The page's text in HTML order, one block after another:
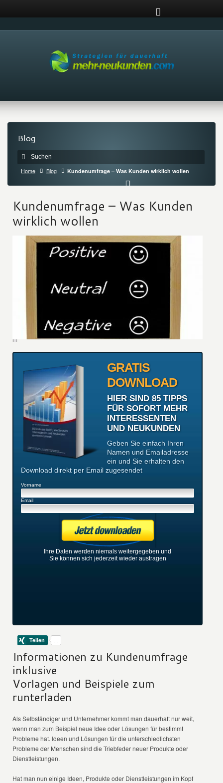
Blog
Home Blog Kundenumfrage – Was Kunden wirklich wollen
Kundenumfrage – Was Kunden
wirklich wollen
GRATIS
DOWNLOAD
HIER SIND 85 TIPPS
FÜR SOFORT MEHR
INTERESSENTEN
UND NEUKUNDEN
Geben Sie einfach Ihren
Namen und Emailadresse
ein und Sie erhalten den
Download direkt per Email zugesendet
Vorname
Email
Ihre Daten werden niemals weitergegeben und
Sie können sich jederzeit wieder austragen
Informationen zu Kundenumfrage
inklusive
Vorlagen und Beispiele zum
runterladen
Als Selbständiger und Unternehmer kommt man dauerhaft nur weit,
wenn man zum Beispiel neue Idee oder Lösungen für bestimmt
Probleme hat. Ideen und Lösungen für die unterschiedlichsten
Probleme der Menschen sind die Triebfeder neuer Produkte oder
Dienstleistungen.
Hat man nun einige Ideen, Produkte oder Dienstleistungen im Kopf